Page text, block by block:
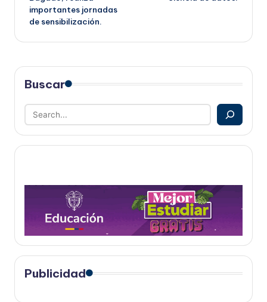
importantes jornadas
de sensibilización.
Buscar
Publicidad